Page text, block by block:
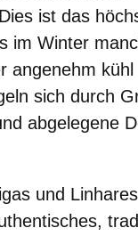
ist das
im Winter
angenehm
sich durch
abgelegene
und